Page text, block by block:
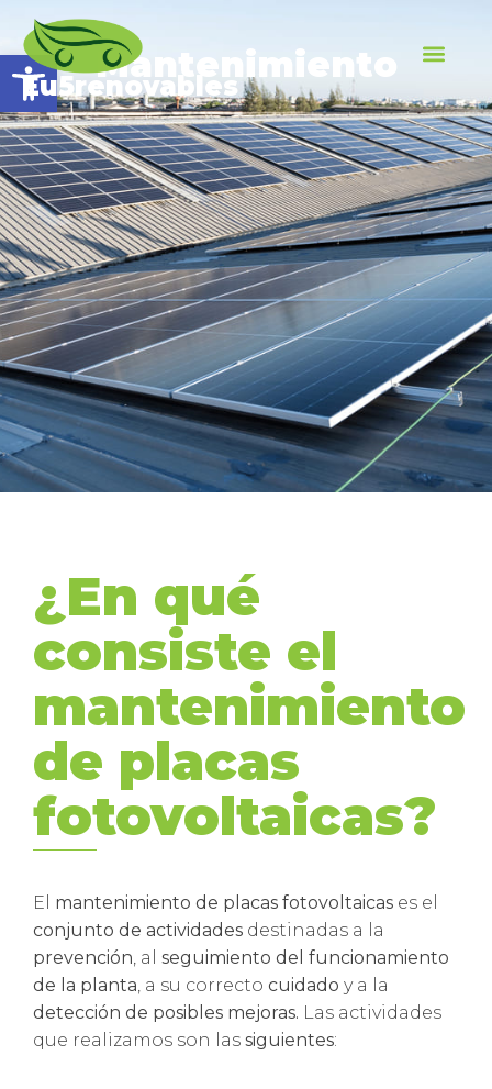
Open toolbar
Eu5renovables
Mantenimiento
¿En qué
consiste el
mantenimiento
de placas
fotovoltaicas?
El mantenimiento de placas fotovoltaicas es el
conjunto de actividades destinadas a la
prevención, al seguimiento del funcionamiento
de la planta, a su correcto cuidado y a la
detección de posibles mejoras. Las actividades
que realizamos son las siguientes: